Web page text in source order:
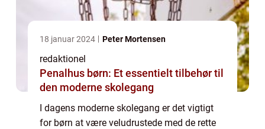
18 januar 2024 Peter Mortensen
redaktionel
Penalhus børn: Et essentielt tilbehør til
den moderne skolegang
I dagens moderne skolegang er det vigtigt
for børn at være veludrustede med de rette